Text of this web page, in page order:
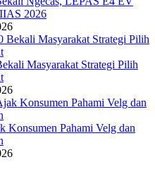
2026
Masyarakat Strategi Pilih
Konsumen Pahami Velg dan